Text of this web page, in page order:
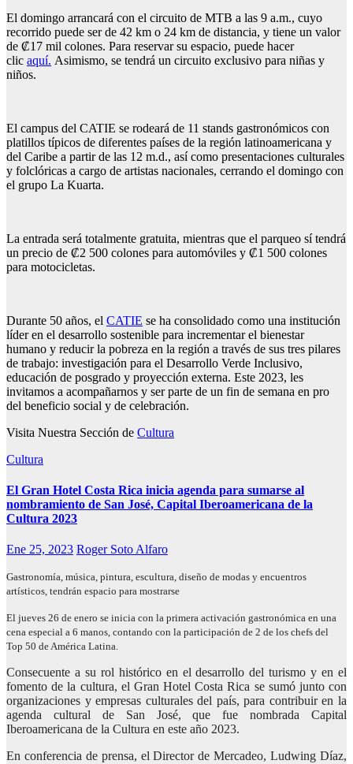
El domingo arrancará con el circuito de MTB a las 9 a.m., cuyo
recorrido puede ser de 42 km o 24 km de distancia, y tiene un valor
de ₡17 mil colones. Para reservar su espacio, puede hacer
clic aquí. Asimismo, se tendrá un circuito exclusivo para niñas y
niños.
El campus del CATIE se rodeará de 11 stands gastronómicos con
platillos típicos de diferentes países de la región latinoamericana y
del Caribe a partir de las 12 m.d., así como presentaciones culturales
y folclóricas a cargo de artistas nacionales, cerrando el domingo con
el grupo La Kuarta.
La entrada será totalmente gratuita, mientras que el parqueo sí tendrá
un precio de ₡2 500 colones para automóviles y ₡1 500 colones
para motocicletas.
Durante 50 años, el CATIE se ha consolidado como una institución
líder en el desarrollo sostenible para incrementar el bienestar
humano y reducir la pobreza en la región a través de sus tres pilares
de trabajo: investigación para el Desarrollo Verde Inclusivo,
educación de posgrado y proyección externa. Este 2023, les
invitamos a acompañarnos y ser parte de un fin de semana en pro
del beneficio social y de celebración.
Visita Nuestra Sección de Cultura
Cultura
El Gran Hotel Costa Rica inicia agenda para sumarse al
nombramiento de San José, Capital Iberoamericana de la
Cultura 2023
Ene 25, 2023 Roger Soto Alfaro
Gastronomía, música, pintura, escultura, diseño de modas y encuentros
artísticos, tendrán espacio para mostrarse
El jueves 26 de enero se inicia con la primera activación gastronómica en una
cena especial a 6 manos, contando con la participación de 2 de los chefs del
Top 50 de América Latina.
Consecuente a su rol histórico en el desarrollo del turismo y en el
fomento de la cultura, el Gran Hotel Costa Rica se sumó junto con
organizaciones y empresas culturales del país, para contribuir en la
agenda cultural de San José, que fue nombrada Capital
Iberoamericana de la Cultura en este año 2023.
En conferencia de prensa, el Director de Mercadeo, Ludwing Díaz,